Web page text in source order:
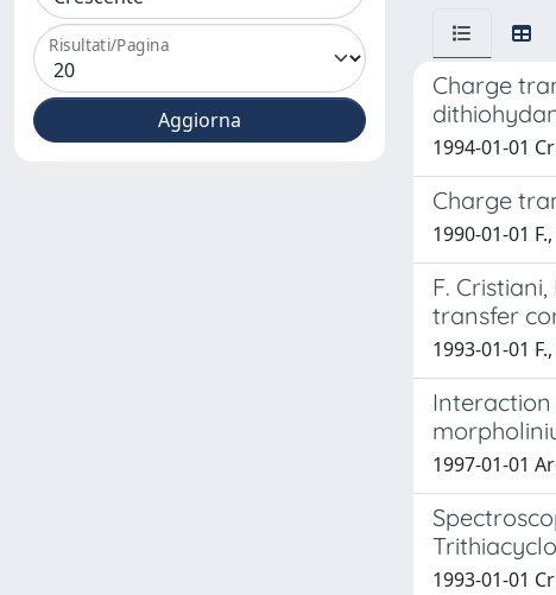
Risultati/Pagina
Charge
1994-01-01
Charge
1990-01-01
F.
transfer
1993-01-01
1997-01-01
1993-01-01